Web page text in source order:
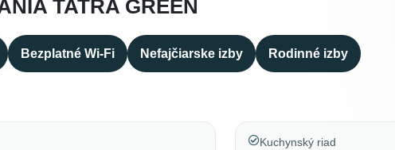
TATRA GREEN
Bezplatné Wi-Fi Nefajčiarske izby Rodinné izby
Kuchynský riad